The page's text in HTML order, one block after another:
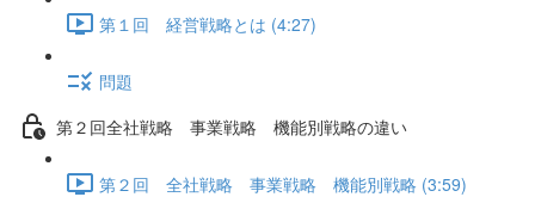
第１回 経営戦略とは (4:27)
問題
第２回全社戦略 事業戦略 機能別戦略の違い
第２回 全社戦略 事業戦略 機能別戦略 (3:59)